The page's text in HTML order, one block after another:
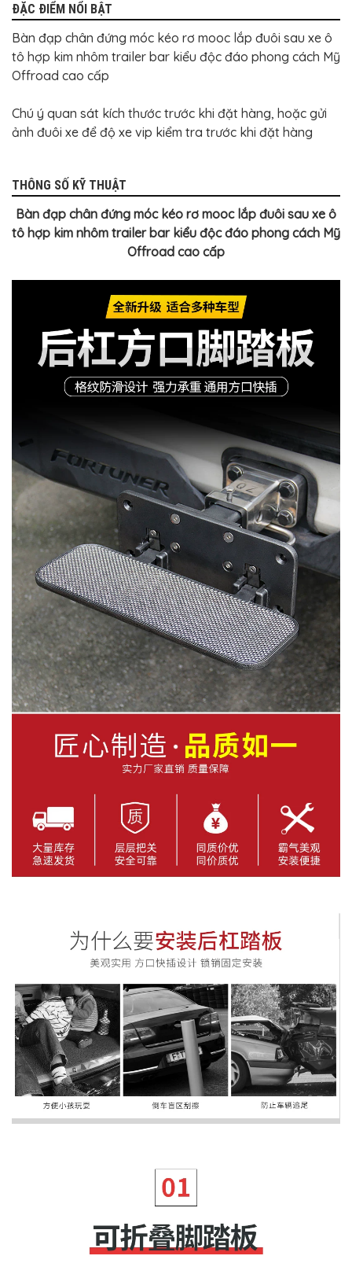
ĐỒ
CHƠI
XE
ĐẠP
ĐỒ
CÔNG
KHÁC
ĐẶC ĐIỂM NỔI BẬT
Bàn đạp chân đứng móc kéo rơ mooc lắp đuôi sau xe ô
tô hợp kim nhôm trailer bar kiểu độc đáo phong cách Mỹ
Offroad cao cấp
Chú ý quan sát kích thước trước khi đặt hàng, hoặc gửi
ảnh đuôi xe để độ xe vip kiểm tra trước khi đặt hàng
THÔNG SỐ KỸ THUẬT
Bàn đạp chân đứng móc kéo rơ mooc lắp đuôi sau xe ô
tô hợp kim nhôm trailer bar kiểu độc đáo phong cách Mỹ
Offroad cao cấp